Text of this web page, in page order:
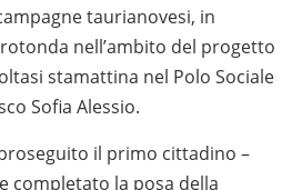
taurianovesi, in
nell’ambito del progetto
stamattina nel Polo Sociale
Sofia Alessio.
proseguito il primo cittadino –
completato la posa della